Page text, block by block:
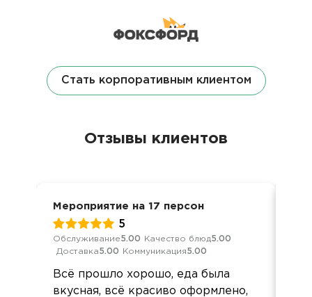
Стать корпоративным клиентом
Отзывы клиентов
Мероприятие на 17 персон
5
Обслуживание5.00 Качество блюд5.00
Доставка5.00 Коммуникация5.00
Всё прошло хорошо, еда была
вкусная, всё красиво оформлено,